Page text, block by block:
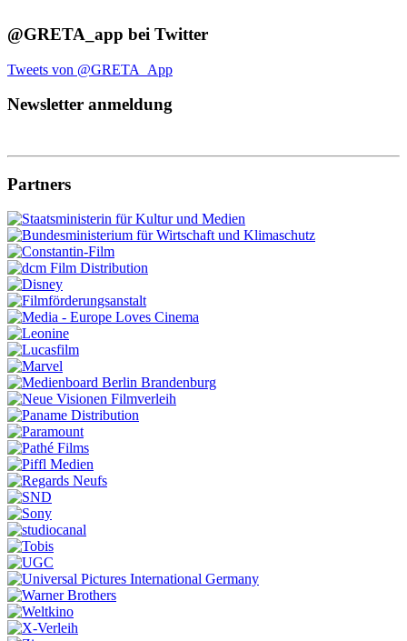
@GRETA_app bei Twitter
Tweets von @GRETA_App
Newsletter anmeldung
Partners